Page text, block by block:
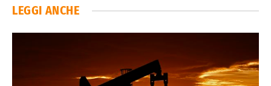
LEGGI ANCHE